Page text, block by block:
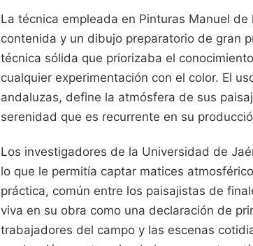
La técnica empleada en Pinturas Manuel
contenida y un dibujo preparatorio de gran
técnica sólida que priorizaba el
cualquier experimentación con el color. El
andaluzas, define la atmósfera de sus
serenidad que es recurrente en su
Los investigadores de la Universidad de
lo que le permitía captar matices
práctica, común entre los paisajistas de
viva en su obra como una declaración de
trabajadores del campo y las escenas